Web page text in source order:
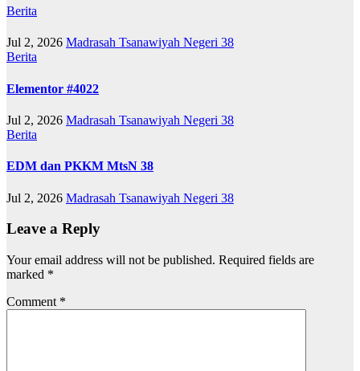
Berita
Jul 2, 2026 Madrasah Tsanawiyah Negeri 38
Berita
Elementor #4022
Jul 2, 2026 Madrasah Tsanawiyah Negeri 38
Berita
EDM dan PKKM MtsN 38
Jul 2, 2026 Madrasah Tsanawiyah Negeri 38
Leave a Reply
Your email address will not be published. Required fields are
marked *
Comment *